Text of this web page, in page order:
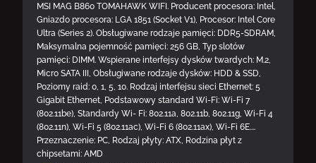
MSI MAG B860 TOMAHAWK WIFI. Producent procesora: Intel,
Gniazdo procesora: LGA 1851 (Socket V1), Procesor: Intel Core
Ultra (Series 2). Obsługiwane rodzaje pamięci: DDR5-SDRAM,
Maksymalna pojemność pamięci: 256 GB, Typ slotów
pamięci: DIMM. Wspierane interfejsy dysków twardych: M.2,
Micro SATA III, Obsługiwane rodzaje dysków: HDD & SSD,
Poziomy raid: 0, 1, 5, 10. Rodzaj interfejsu sieci Ethernet: 5
Gigabit Ethernet, Podstawowy standard Wi-Fi: Wi-Fi 7
(802.11be), Standardy Wi- Fi: 802.11a, 802.11b, 802.11g, Wi-Fi 4
(802.11n), Wi-Fi 5 (802.11ac), Wi-Fi 6 (802.11ax), Wi-Fi 6E....
Przeznaczenie: PC, Rodzaj płyty: ATX, Rodzina płyt z
chipsetami: AMD